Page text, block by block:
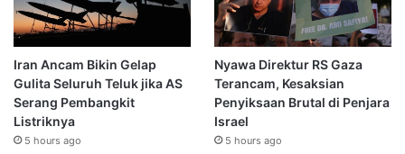
Iran Ancam Bikin Gelap
Gulita Seluruh Teluk jika AS
Serang Pembangkit
Listriknya
5 hours ago
Nyawa Direktur RS Gaza
Terancam, Kesaksian
Penyiksaan Brutal di Penjara
Israel
5 hours ago